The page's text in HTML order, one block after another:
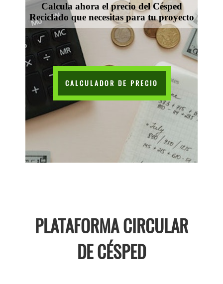
Calcula ahora el precio del Césped
Reciclado que necesitas para tu proyecto
CALCULADOR DE PRECIO
PLATAFORMA CIRCULAR
DE CÉSPED